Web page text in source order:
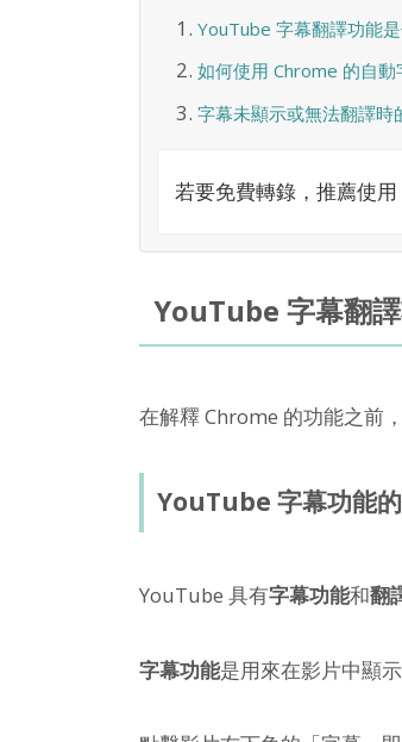
YouTube 字幕翻譯功能
如何使用 Chrome 的自動
字幕未顯示或無法翻譯時
若要免費轉錄，推薦使用
YouTube 字幕翻
在解釋 Chrome 的功能之前
YouTube 字幕功能
YouTube 具有字幕功能和翻
字幕功能是用來在影片中顯示